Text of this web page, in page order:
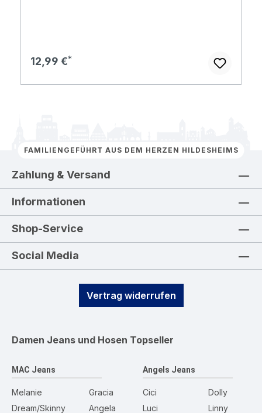
Regulärer Preis:
12,99 €
FAMILIENGEFÜHRT AUS DEM HERZEN HILDESHEIMS
Zahlung & Versand
Informationen
Shop-Service
Social Media
Vertrag widerrufen
Damen Jeans und Hosen Topseller
MAC Jeans
Melanie
Dream/Skinny
Gracia
Angela
Angels Jeans
Cici
Luci
Dolly
Linny